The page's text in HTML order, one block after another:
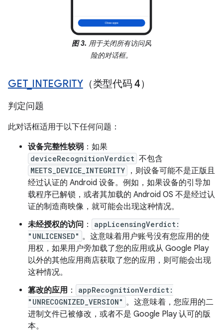
图 3. 用于关闭所有访问风
险的对话框。
GET_ INTEGRITY（类型代码 4）
判定问题
此对话框适用于以下任何问题：
设备完整性较弱 ：如果
deviceRecognitionVerdict 不包含
MEETS_DEVICE_INTEGRITY
，则设备可能不是正版且
经过认证的 Android 设备。例如，如果设备的引导加
载程序已解锁，或者其加载的 Android OS 不是经过认
证的制造商映像，就可能会出现这种情况。
未经授权的访问 ：
appLicensingVerdict:
"UNLICENSED" 。这意味着用户账号没有您应用的使
用权，如果用户旁加载了您的应用或从 Google Play
以外的其他应用商店获取了您的应用，则可能会出现
这种情况。
篡改的应用 ：
appRecognitionVerdict:
"UNRECOGNIZED_VERSION" 。这意味着，您应用的二
进制文件已被修改，或者不是 Google Play 认可的版
本。